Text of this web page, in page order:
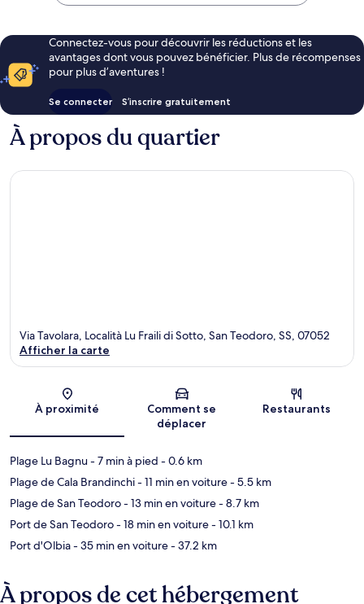
Teodoro
Connectez-vous pour découvrir les réductions et les
avantages dont vous pouvez bénéficier. Plus de récompenses
pour plus d’aventures !
Se connecter S’inscrire gratuitement
À propos du quartier
Carte
Via Tavolara, Località Lu Fraili di Sotto, San Teodoro, SS, 07052
Afficher la carte
À proximité
Comment se
déplacer
Restaurants
Plage Lu Bagnu- 7 min à pied - 0.6 km
Plage de Cala Brandinchi- 11 min en voiture- 5.5 km
Plage de San Teodoro- 13 min en voiture- 8.7 km
Port de San Teodoro- 18 min en voiture- 10.1 km
Port d'Olbia- 35 min en voiture- 37.2 km
À propos de cet hébergement